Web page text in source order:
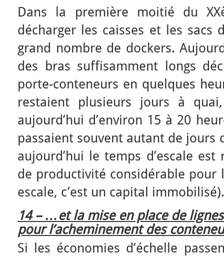
Dans la première moitié du
décharger les caisses et les sacs
grand nombre de dockers.
des bras suffisamment longs
porte-conteneurs en quelques
restaient plusieurs jours à
aujourd’hui d’environ 15 à 20
passaient souvent autant de jours
aujourd’hui le temps d’escale est
de productivité considérable pour
escale, c’est un capital immobilisé).
14 – …et la mise en place de
pour l’acheminement des
Si les économies d’échelle